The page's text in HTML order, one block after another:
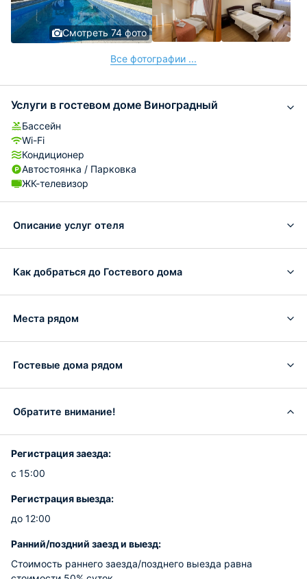
Смотреть 74 фото
Все фотографии ...
Услуги в гостевом доме Виноградный
Бассейн
Wi-Fi
Кондиционер
Автостоянка / Парковка
ЖК-телевизор
Описание услуг отеля
Как добраться до Гостевого дома
Места рядом
Гостевые дома рядом
Обратите внимание!
Регистрация заезда:
с 15:00
Регистрация выезда:
до 12:00
Ранний/поздний заезд и выезд:
Стоимость раннего заезда/позднего выезда равна